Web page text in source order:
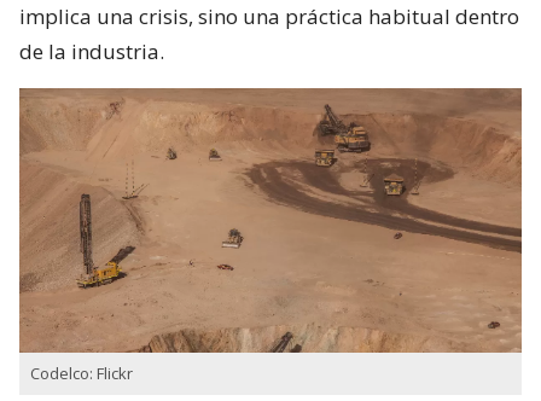
implica una crisis, sino una práctica habitual dentro
de la industria.
Codelco: Flickr